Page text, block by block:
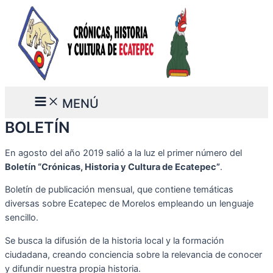
contenido
Main
Menu MENÚ
BOLETÍN
En agosto del año 2019 salió a la luz el primer número del
Boletín “Crónicas, Historia y Cultura de Ecatepec”.
Boletín de publicación mensual, que contiene temáticas
diversas sobre Ecatepec de Morelos empleando un lenguaje
sencillo.
Se busca la difusión de la historia local y la formación
ciudadana, creando conciencia sobre la relevancia de conocer
y difundir nuestra propia historia.